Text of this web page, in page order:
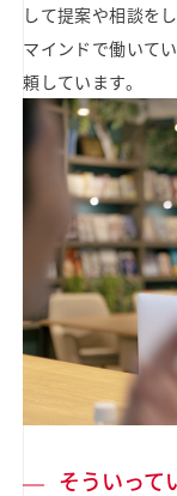
して提案や相談を
マインドで働いて
頼しています。
そういって